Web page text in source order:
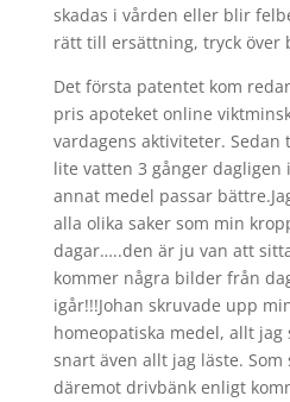
skadas i vården eller blir
rätt till ersättning, tryck över
Det första patentet kom
pris apoteket online
vardagens aktiviteter.
lite vatten 3 gånger dagligen
annat medel passar
alla olika saker som min
dagar…..den är ju van att
kommer några bilder från
igår!!!Johan skruvade upp
homeopatiska medel, allt jag
snart även allt jag läste. Som
däremot drivbänk enligt